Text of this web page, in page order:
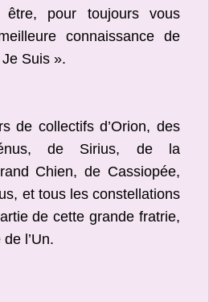
pour toujours vous
connaissance de
Suis ».
de collectifs d’Orion, des
de Sirius, de la
Chien, de Cassiopée,
et tous les constellations
de cette grande fratrie,
l’Un.